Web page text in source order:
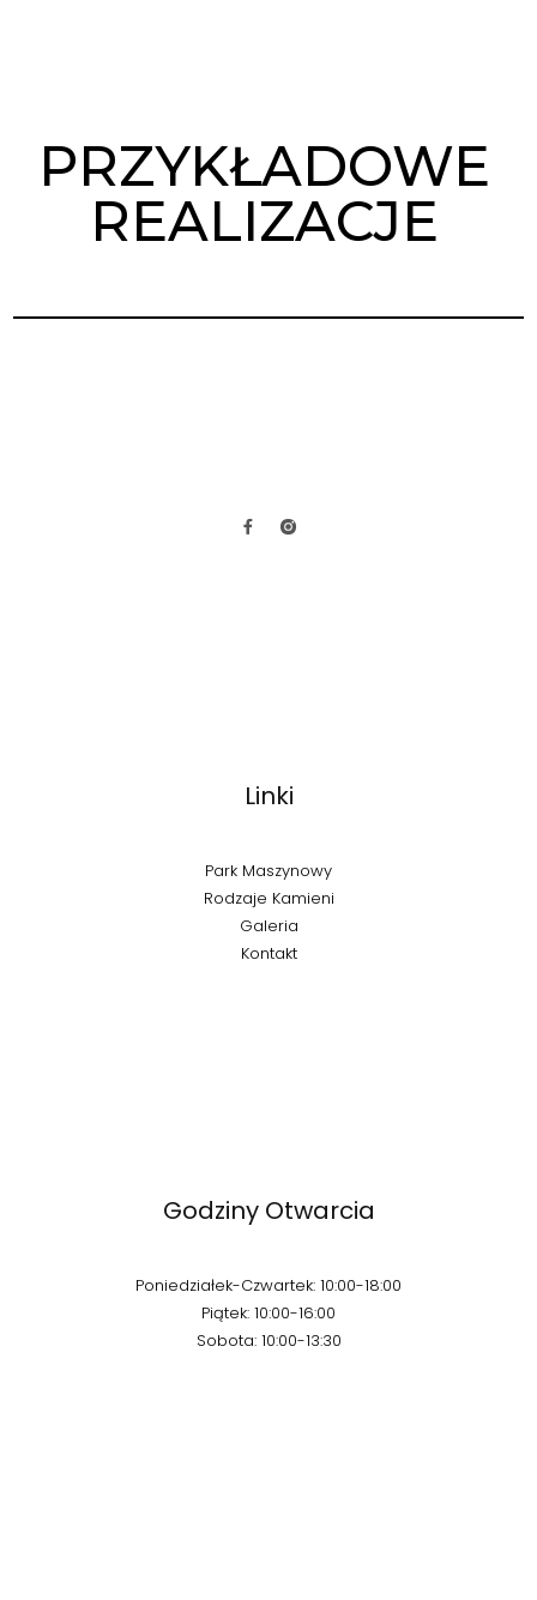
PRZYKŁADOWE
REALIZACJE
Linki
Park Maszynowy
Rodzaje Kamieni
Galeria
Kontakt
Godziny Otwarcia
Poniedziałek-Czwartek: 10:00-18:00
Piątek: 10:00-16:00
Sobota: 10:00-13:30